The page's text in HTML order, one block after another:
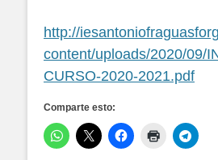
http://
content/uploads/2020/09/
CURSO-2020-2021.pdf
Comparte esto: